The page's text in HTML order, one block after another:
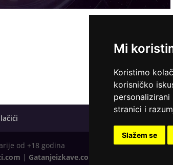
Mi
Koristimo
korisničko
stranici i
Slažem se
od +18 godina
| Gatanjeizkave.com